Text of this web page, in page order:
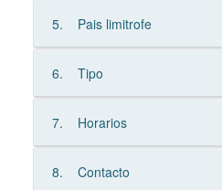
5. Pais limitrofe
6. Tipo
7. Horarios
8. Contacto